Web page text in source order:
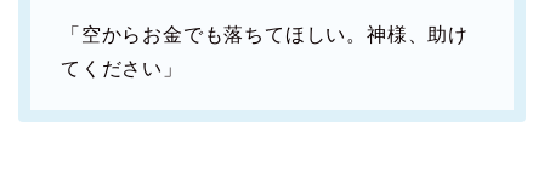
「空からお金でも落ちてほしい。神様、助け
てください」